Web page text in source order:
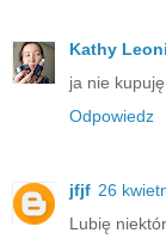
Kathy
ja nie
Odpowiedz
jfjf 26
Lubię